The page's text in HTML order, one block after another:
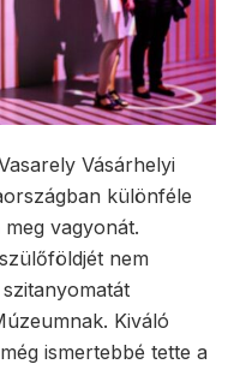
Vásárhelyi
különféle
vagyonát.
nem
Kiváló
ismertebbé tette a